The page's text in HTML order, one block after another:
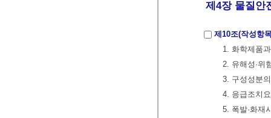
제4장 물질안전
제10조(작성항
1. 화학제품
2. 유해성·위
3. 구성성분
4. 응급조치
5. 폭발·화재